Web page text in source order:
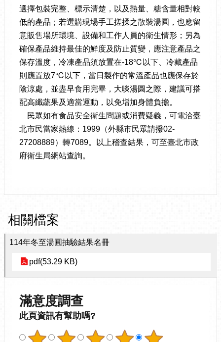
選擇包裝完整、標示清楚，以及熱量、糖含量相對較
低的產品；若選購現場手工搓揉之散裝湯圓，也應留
意販售場所環境、設備和工作人員的衛生情形；另為
確保產品維持最佳的鮮度及防止質變，應注意產品之
保存溫度，冷凍產品須放置在-18℃以下、冷藏產品
則應置放7℃以下，當日製作的常溫產品也應保存於
陰涼處，並盡早食用完畢，大啖湯圓之際，建議可搭
配高纖蔬果及適當運動，以免增加身體負擔。
民眾如有食品安全衛生問題或消費疑義，可電洽臺
北市民當家熱線：1999（外縣市民眾請撥02-
27208889）轉7089。以上稽查結果，可至臺北市政
府衛生局網站查詢。
相關檔案
114年冬至湯圓抽驗結果名冊
pdf(53.29 KB)
滿意度調查
此頁資訊有幫助嗎?